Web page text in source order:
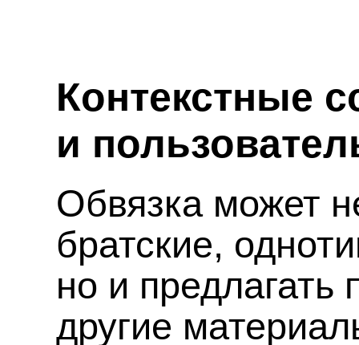
Контекстные
и
Обвязка может
братские,
но и
другие